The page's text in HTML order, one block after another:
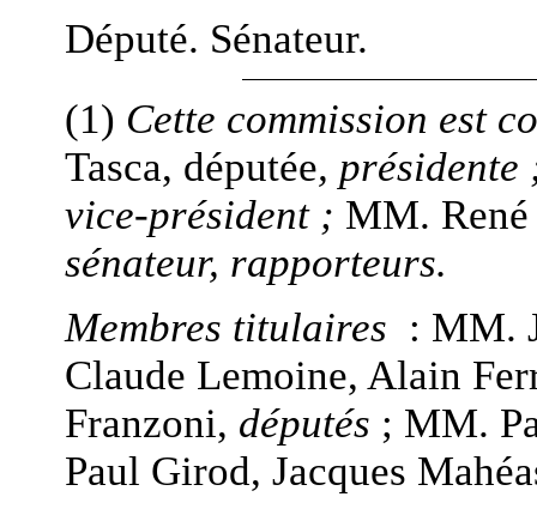
Député. Sénateur.
(1) Cette commission est
Tasca, députée, présidente
vice-président ; MM.
sénateur, rapporteurs.
Membres titulaires : MM.
Claude Lemoine, Alain
Franzoni, députés ; MM.
Paul Girod, Jacques